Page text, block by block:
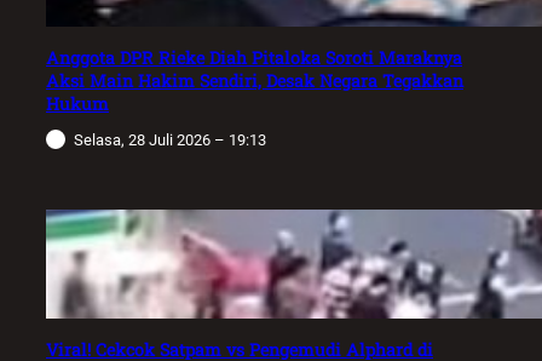
Anggota DPR Rieke Diah Pitaloka Soroti Maraknya
Aksi Main Hakim Sendiri, Desak Negara Tegakkan
Hukum
Selasa, 28 Juli 2026 – 19:13
Viral! Cekcok Satpam vs Pengemudi Alphard di